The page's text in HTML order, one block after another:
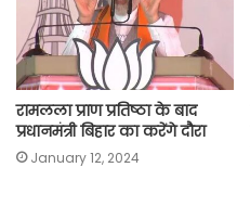
k
p
m
रामलला प्राण प्रतिष्ठा के बाद
प्रधानमंत्री बिहार का करेंगे दौरा
January 12, 2024